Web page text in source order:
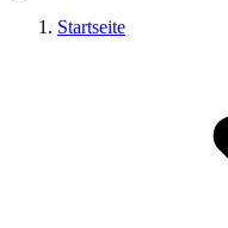
Startseite